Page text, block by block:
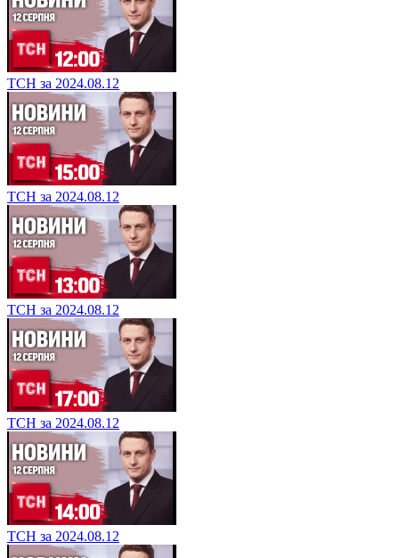
ТСН за 2024.08.12
ТСН за 2024.08.12
ТСН за 2024.08.12
ТСН за 2024.08.12
ТСН за 2024.08.12